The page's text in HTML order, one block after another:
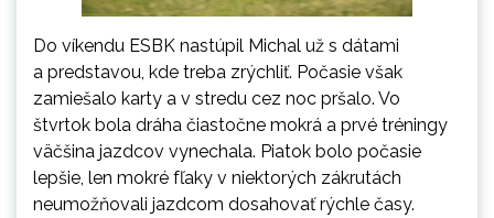
Do víkendu ESBK nastúpil Michal už s dátami
a predstavou, kde treba zrýchliť. Počasie však
zamiešalo karty a v stredu cez noc pršalo. Vo
štvrtok bola dráha čiastočne mokrá a prvé tréningy
väčšina jazdcov vynechala. Piatok bolo počasie
lepšie, len mokré fľaky v niektorých zákrutách
neumožňovali jazdcom dosahovať rýchle časy.